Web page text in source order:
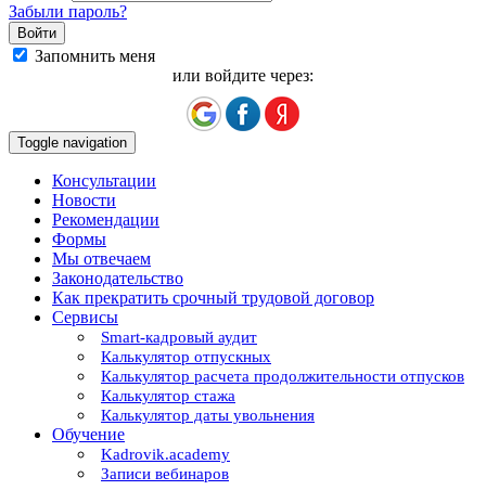
Забыли пароль?
Запомнить меня
или войдите через:
Toggle navigation
Консультации
Новости
Рекомендации
Формы
Мы отвечаем
Законодательство
Как прекратить срочный трудовой договор
Сервисы
Smart-кадровый аудит
Калькулятор отпускных
Калькулятор расчета продолжительности отпусков
Калькулятор стажа
Калькулятор даты увольнения
Обучение
Kadrovik.academy
Записи вебинаров